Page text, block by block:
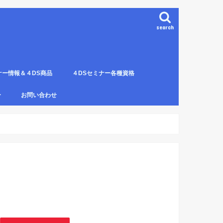
search
ー情報＆４DS商品
レート（S字カーブ定
門の説明
受講料について
のルールとキャンセルに
４DSセミナー各種資格
お問い合わせ